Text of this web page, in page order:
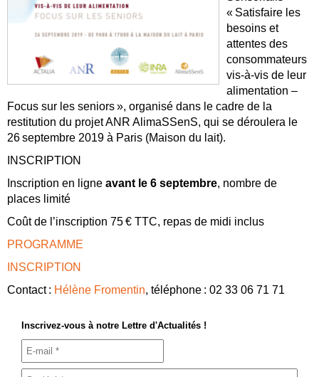
« Satisfaire les
besoins et
attentes des
consommateurs
vis-à-vis de leur
alimentation –
Focus sur les seniors », organisé dans le cadre de la
restitution du projet ANR AlimaSSenS, qui se déroulera le
26 septembre 2019 à Paris (Maison du lait).
INSCRIPTION
Inscription en ligne avant le 6 septembre, nombre de
places limité
Coût de l’inscription 75 € TTC, repas de midi inclus
PROGRAMME
INSCRIPTION
Contact : Hélène Fromentin, téléphone : 02 33 06 71 71
Inscrivez-vous à notre Lettre d'Actualités !